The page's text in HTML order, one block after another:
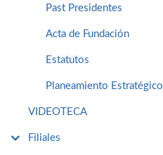
Past Presidentes
Acta de Fundación
Estatutos
Planeamiento Estratégico
VIDEOTECA
Filiales